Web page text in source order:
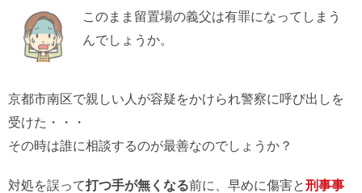
このまま留置場の義父は有罪になってしまう
んでしょうか。
京都市南区で親しい人が容疑をかけられ警察に呼び出しを
受けた・・・
その時は誰に相談するのが最善なのでしょうか？
対処を誤って打つ手が無くなる前に、早めに傷害と刑事事